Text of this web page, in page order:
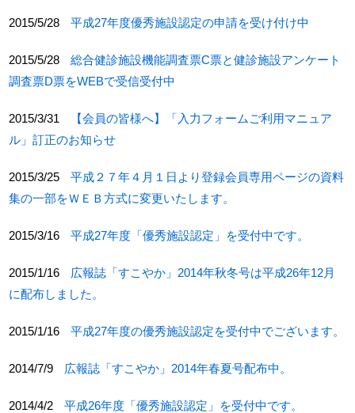
2015/5/28 平成27年度優秀施設認定の申請を受け付け中
2015/5/28
総合健診施設機能調査票C票と健診施設アンケート
調査票D票をWEBで受信受付中
2015/3/31
【会員の皆様へ】「入力フォームご利用マニュア
ル」訂正のお知らせ
2015/3/25
平成２７年４月１日より登録会員専用ページの資料
集の一部をＷＥＢ方式に変更いたします。
2015/3/16 平成27年度「優秀施設認定」を受付中です。
2015/1/16
広報誌「すこやか」2014年秋冬号は平成26年12月
に配布しました。
2015/1/16 平成27年度の優秀施設認定を受付中でございます。
2014/7/9 広報誌「すこやか」2014年春夏号配布中。
2014/4/2 平成26年度「優秀施設認定」を受付中です。